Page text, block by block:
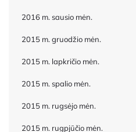
2016 m. sausio mėn.
2015 m. gruodžio mėn.
2015 m. lapkričio mėn.
2015 m. spalio mėn.
2015 m. rugsėjo mėn.
2015 m. rugpjūčio mėn.